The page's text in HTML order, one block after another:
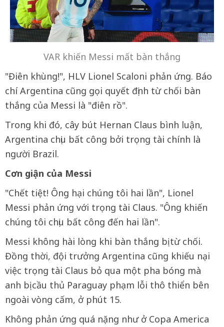
VAR khiến Messi mất bàn thắng
"Điên khùng!", HLV Lionel Scaloni phản ứng. Báo
chí Argentina cũng gọi quyết định từ chối bàn
thắng của Messi là "điên rồ".
Trong khi đó, cây bút Hernan Claus bình luận,
Argentina chịu bất công bởi trọng tài chính là
người Brazil.
Cơn giận của Messi
"Chết tiệt! Ông hại chúng tôi hai lần", Lionel
Messi phản ứng với trọng tài Claus. "Ông khiến
chúng tôi chịu bất công đến hai lần".
Messi không hài lòng khi bàn thắng bị từ chối.
Đồng thời, đội trưởng Argentina cũng khiếu nại
việc trọng tài Claus bỏ qua một pha bóng mà
anh bị cầu thủ Paraguay phạm lỗi thô thiển bên
ngoài vòng cấm, ở phút 15.
Không phản ứng quá nặng như ở Copa America